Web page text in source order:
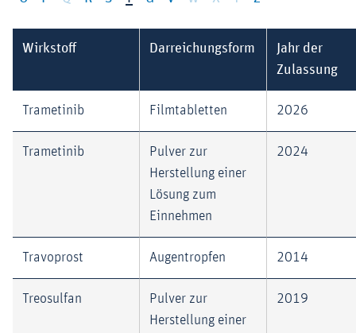
Wirkstoff Darreichungsform
Jahr der
Zulassung
Trametinib Filmtabletten 2026
Trametinib
Pulver zur
Herstellung einer
Lösung zum
Einnehmen
2024
Travoprost Augentropfen 2014
Treosulfan
Pulver zur
Herstellung einer
2019